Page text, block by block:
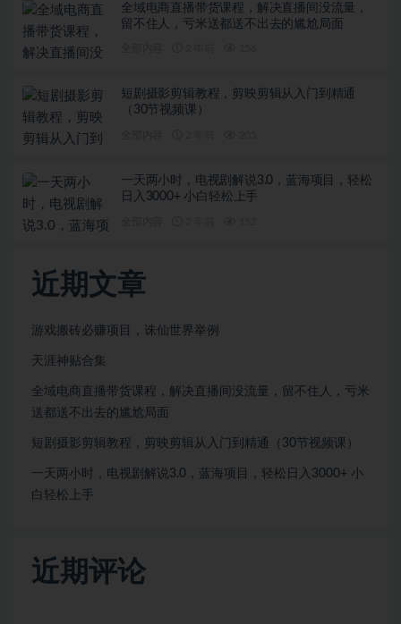
全域电商直播带货课程，解决直播间没流量，
留不住人，亏米送都送不出去的尴尬局面
短剧摄影剪辑教程，剪映剪辑从入门到精通
（30节视频课）
一天两小时，电视剧解说3.0，蓝海项目，轻松
日入3000+ 小白轻松上手
近期文章
游戏搬砖必赚项目，诛仙世界举例
天涯神贴合集
全域电商直播带货课程，解决直播间没流量，留不住人，亏米
送都送不出去的尴尬局面
短剧摄影剪辑教程，剪映剪辑从入门到精通（30节视频课）
一天两小时，电视剧解说3.0，蓝海项目，轻松日入3000+ 小
白轻松上手
近期评论